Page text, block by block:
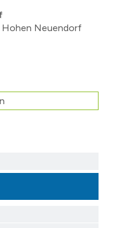
Hohen Neuendorf